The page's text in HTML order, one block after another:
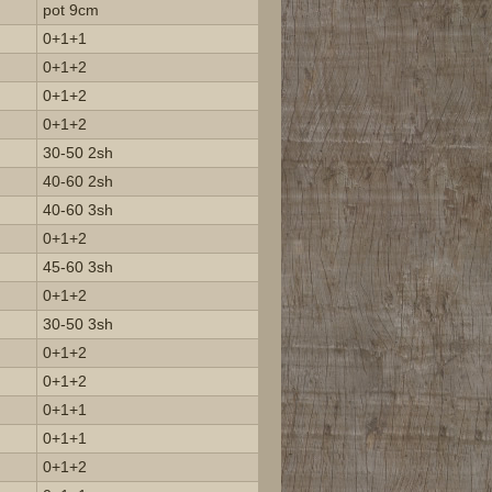
pot 9cm
0+1+1
0+1+2
0+1+2
0+1+2
30-50 2sh
40-60 2sh
40-60 3sh
0+1+2
45-60 3sh
0+1+2
30-50 3sh
0+1+2
0+1+2
0+1+1
0+1+1
0+1+2